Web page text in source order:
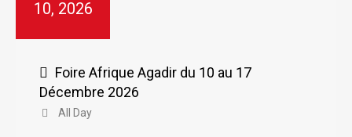
10, 2026
Foire Afrique Agadir du 10 au 17
Décembre 2026
All Day